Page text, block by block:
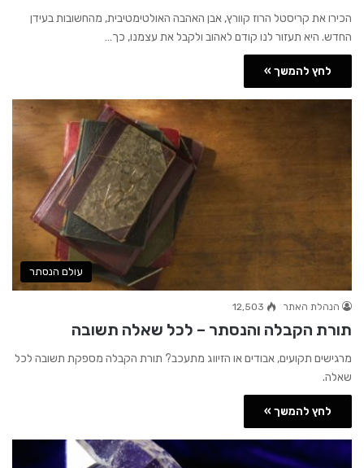
הכירו את קריסטל הרוז קוורץ, אבן האהבה האולטימטיבית, מהחשובות בעידן
החדש. היא תעזור לנו קודם לאהוב ולקבל את עצמנו, כך…
לחץ להמשך »
עולם הנסתר
הנהלת האתר 12,503
תורת הקבלה והנסתר – לכל שאלה תשובה
מרגישים תקועים, אבודים או הזיווג מתעכב? תורת הקבלה מספקת תשובה לכל
שאלה.
לחץ להמשך »